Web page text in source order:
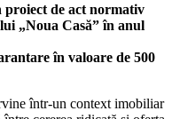
de act normativ
„Noua Casă” în anul
în valoare de 500
într-un context imobiliar